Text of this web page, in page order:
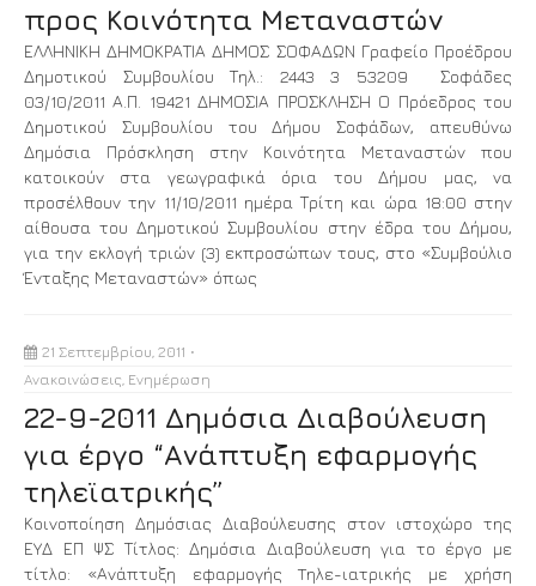
προς Κοινότητα Μεταναστών
ΕΛΛΗΝΙΚΗ ΔΗΜΟΚΡΑΤΙΑ ΔΗΜΟΣ ΣΟΦΑΔΩΝ Γραφείο Προέδρου
Δημοτικού Συμβουλίου Τηλ.: 2443 3 53209 Σοφάδες
03/10/2011 Α.Π. 19421 ΔΗΜΟΣΙΑ ΠΡΟΣΚΛΗΣΗ Ο Πρόεδρος του
Δημοτικού Συμβουλίου του Δήμου Σοφάδων, απευθύνω
Δημόσια Πρόσκληση στην Κοινότητα Μεταναστών που
κατοικούν στα γεωγραφικά όρια του Δήμου μας, να
προσέλθουν την 11/10/2011 ημέρα Τρίτη και ώρα 18:00 στην
αίθουσα του Δημοτικού Συμβουλίου στην έδρα του Δήμου,
για την εκλογή τριών (3) εκπροσώπων τους, στο «Συμβούλιο
Ένταξης Μεταναστών» όπως
21 Σεπτεμβρίου, 2011
Ανακοινώσεις Ενημέρωση
22-9-2011 Δημόσια Διαβούλευση
για έργο “Ανάπτυξη εφαρμογής
τηλεϊατρικής”
Κοινοποίηση Δημόσιας Διαβούλευσης στον ιστοχώρο της
ΕΥΔ ΕΠ ΨΣ Τίτλος: Δημόσια Διαβούλευση για το έργο με
τίτλο: «Ανάπτυξη εφαρμογής Tηλε-ιατρικής με χρήση